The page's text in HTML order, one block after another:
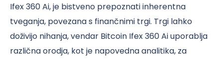
Ifex 360 Ai, je bistveno prepoznati inherentna
tveganja, povezana s finančnimi trgi. Trgi lahko
doživijo nihanja, vendar Bitcoin Ifex 360 Ai uporablja
različna orodja, kot je napovedna analitika, za